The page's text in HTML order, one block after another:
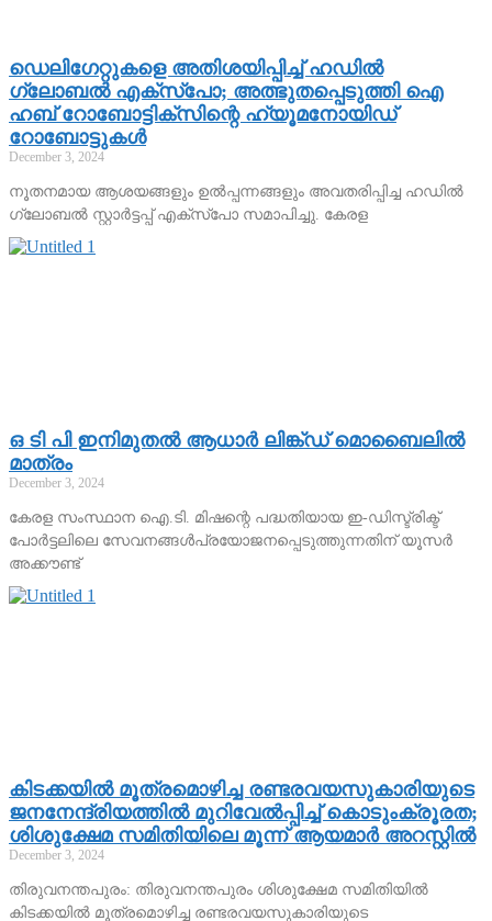
ഡെലിഗേറ്റുകളെ അതിശയിപ്പിച്ച് ഹഡില്‍
ഗ്ലോബല്‍ എക്സ്പോ; അത്ഭുതപ്പെടുത്തി ഐ
ഹബ് റോബോട്ടിക്സിന്റെ ഹ്യൂമനോയിഡ്
റോബോട്ടുകള്‍
December 3, 2024
നൂതനമായ ആശയങ്ങളും ഉല്‍പ്പന്നങ്ങളും അവതരിപ്പിച്ച ഹഡില്‍
ഗ്ലോബല്‍ സ്റ്റാര്‍ട്ടപ്പ് എക്‌സ്‌പോ സമാപിച്ചു. കേരള
ഒ ടി പി ഇനിമുതല്‍ ആധാര്‍ ലിങ്ക്ഡ് മൊബൈലില്‍
മാത്രം
December 3, 2024
കേരള സംസ്ഥാന ഐ.ടി. മിഷന്റെ പദ്ധതിയായ ഇ-ഡിസ്ട്രിക്ട്
പോര്‍ട്ടലിലെ സേവനങ്ങള്‍പ്രയോജനപ്പെടുത്തുന്നതിന് യൂസര്‍
അക്കൗണ്ട്
കിടക്കയില്‍ മൂത്രമൊഴിച്ച രണ്ടരവയസുകാരിയുടെ
ജനനേന്ദ്രിയത്തില്‍ മുറിവേല്‍പ്പിച്ച് കൊടുംക്രൂരത;
ശിശുക്ഷേമ സമിതിയിലെ മൂന്ന് ആയമാര്‍ അറസ്റ്റില്‍
December 3, 2024
തിരുവനന്തപുരം: തിരുവനന്തപുരം ശിശുക്ഷേമ സമിതിയില്‍
കിടക്കയില്‍ മൂത്രമൊഴിച്ച രണ്ടരവയസുകാരിയുടെ